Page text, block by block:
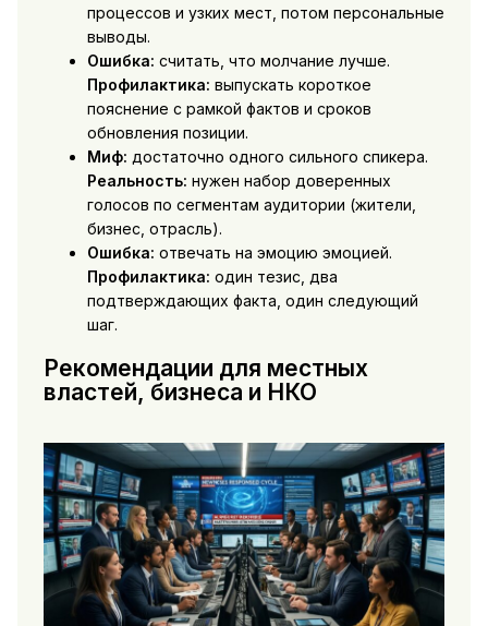
процессов и узких мест, потом персональные
выводы.
Ошибка: считать, что молчание лучше.
Профилактика: выпускать короткое
пояснение с рамкой фактов и сроков
обновления позиции.
Миф: достаточно одного сильного спикера.
Реальность: нужен набор доверенных
голосов по сегментам аудитории (жители,
бизнес, отрасль).
Ошибка: отвечать на эмоцию эмоцией.
Профилактика: один тезис, два
подтверждающих факта, один следующий
шаг.
Рекомендации для местных
властей, бизнеса и НКО